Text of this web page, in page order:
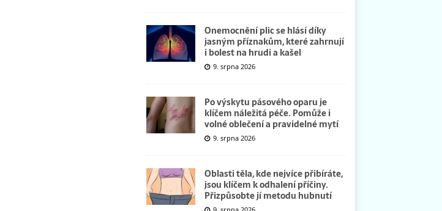
Onemocnění plic se hlásí díky
jasným příznakům, které zahrnují
i bolest na hrudi a kašel
9. srpna 2026
Po výskytu pásového oparu je
klíčem náležitá péče. Pomůže i
volné oblečení a pravidelné mytí
9. srpna 2026
Oblasti těla, kde nejvíce přibíráte,
jsou klíčem k odhalení příčiny.
Přizpůsobte jí metodu hubnutí